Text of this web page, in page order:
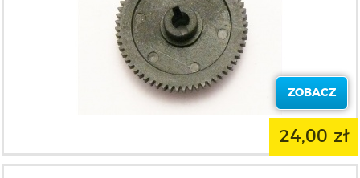
ZOBACZ
24,00 zł